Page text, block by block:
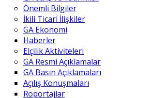
Önemli Bilgiler
İkili Ticari İlişkiler
GA Ekonomi
Haberler
Elçilik Aktiviteleri
GA Resmi Açıklamalar
GA Basın Açıklamaları
Açılış Konuşmaları
Röportajlar